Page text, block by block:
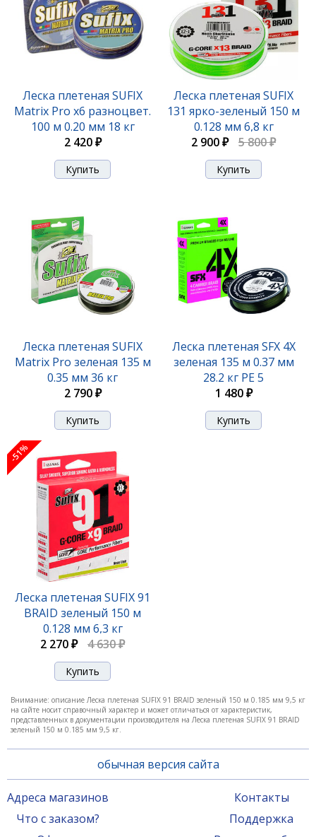
0.165 мм 8,1 кг
2 170 ₽
4 430 ₽
0.185 мм 9,5 кг
2 170 ₽
4 430 ₽
Леска плетеная SUFIX 91 BRAID зеленый 150 м
1 970 ₽
Леска плетеная SUFIX 91 BRAID зеленый 150 м
Леска плетеная SUFIX
Matrix Pro x6 разноцвет.
100 м 0.20 мм 18 кг
2 420 ₽
Леска плетеная SUFIX
131 ярко-зеленый 150 м
0.128 мм 6,8 кг
2 900 ₽
5 800 ₽
Леска плетеная SUFIX
Matrix Pro зеленая 135 м
0.35 мм 36 кг
2 790 ₽
Леска плетеная SFX 4X
зеленая 135 м 0.37 мм
28.2 кг PE 5
1 480 ₽
-51%
Леска плетеная SUFIX 91
BRAID зеленый 150 м
0.128 мм 6,3 кг
2 270 ₽
4 630 ₽
Внимание: описание Леска плетеная SUFIX 91 BRAID зеленый 150 м 0.185 мм 9,5 кг
на сайте носит справочный характер и может отличаться от характеристик,
представленных в документации производителя на Леска плетеная SUFIX 91 BRAID
зеленый 150 м 0.185 мм 9,5 кг.
обычная версия сайта
Адреса магазинов
Что с заказом?
Контакты
Поддержка